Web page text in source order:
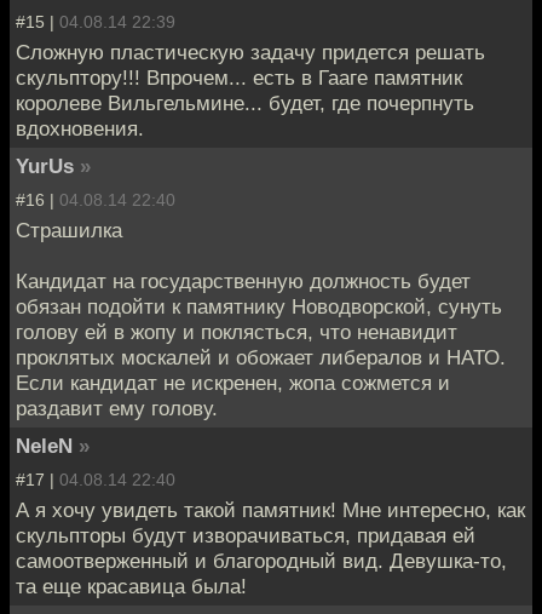
#15 | 04.08.14 22:39
Сложную пластическую задачу придется решать
скульптору!!! Впрочем... есть в Гааге памятник
королеве Вильгельмине... будет, где почерпнуть
вдохновения.
YurUs »
#16 | 04.08.14 22:40
Страшилка
Кандидат на государственную должность будет
обязан подойти к памятнику Новодворской, сунуть
голову ей в жопу и поклясться, что ненавидит
проклятых москалей и обожает либералов и НАТО.
Если кандидат не искренен, жопа сожмется и
раздавит ему голову.
NeleN »
#17 | 04.08.14 22:40
А я хочу увидеть такой памятник! Мне интересно, как
скульпторы будут изворачиваться, придавая ей
самоотверженный и благородный вид. Девушка-то,
та еще красавица была!